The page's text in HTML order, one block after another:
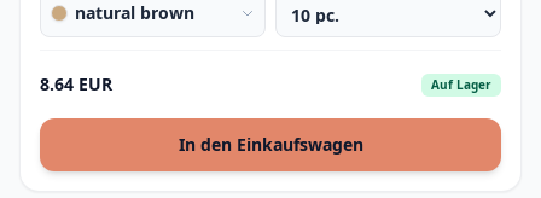
natural brown
8.64 EUR Auf Lager
In den Einkaufswagen